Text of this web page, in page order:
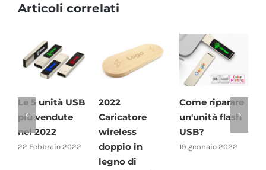
Articoli correlati
Le 5 unità USB
più vendute
nel 2022
22 Febbraio 2022
2022
Caricatore
wireless
doppio in
legno di
Come riparare
un'unità flash
USB?
19 gennaio 2022